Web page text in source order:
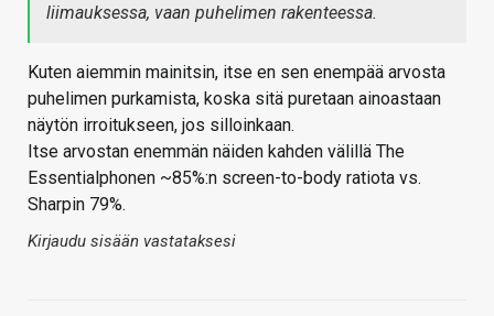
liimauksessa, vaan puhelimen rakenteessa.
Kuten aiemmin mainitsin, itse en sen enempää arvosta
puhelimen purkamista, koska sitä puretaan ainoastaan
näytön irroitukseen, jos silloinkaan.
Itse arvostan enemmän näiden kahden välillä The
Essentialphonen ~85%:n screen-to-body ratiota vs.
Sharpin 79%.
Kirjaudu sisään vastataksesi